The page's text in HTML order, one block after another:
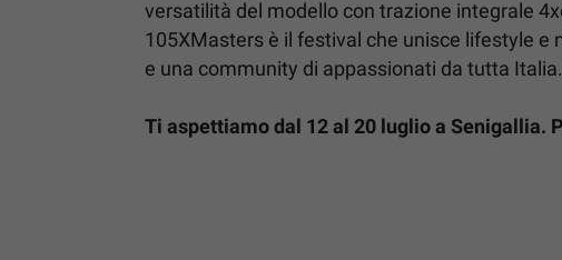
versatilità del modello con trazione integrale
105XMasters è il festival che unisce lifestyle
e una community di appassionati da tutta
Ti aspettiamo dal 12 al 20 luglio a Senigallia.